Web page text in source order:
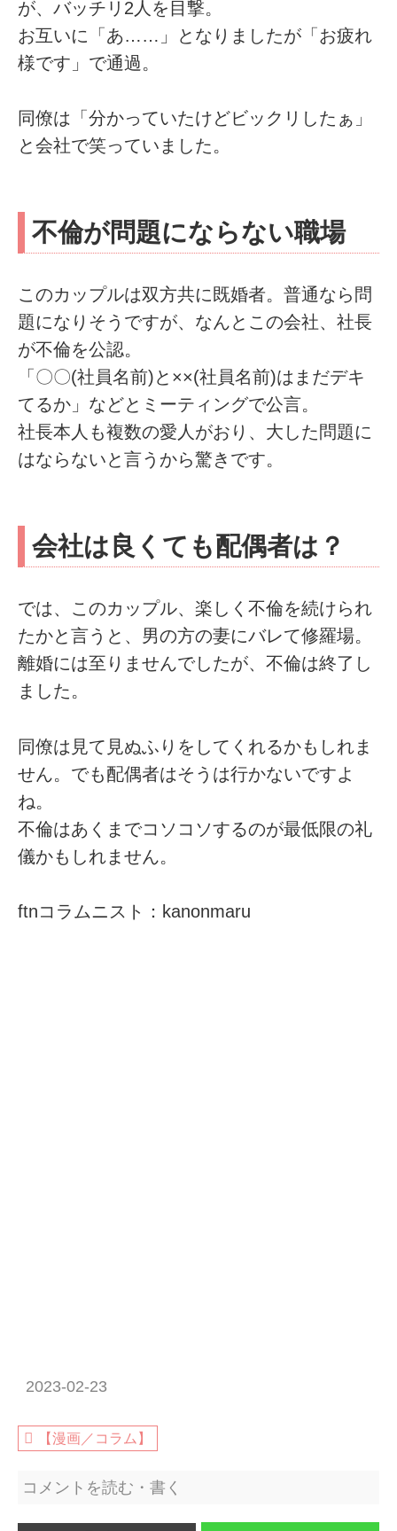
が、バッチリ2人を目撃。
お互いに「あ……」となりましたが「お疲れ
様です」で通過。
同僚は「分かっていたけどビックリしたぁ」
と会社で笑っていました。
不倫が問題にならない職場
このカップルは双方共に既婚者。普通なら問
題になりそうですが、なんとこの会社、社長
が不倫を公認。
「〇〇(社員名前)と××(社員名前)はまだデキ
てるか」などとミーティングで公言。
社長本人も複数の愛人がおり、大した問題に
はならないと言うから驚きです。
会社は良くても配偶者は？
では、このカップル、楽しく不倫を続けられ
たかと言うと、男の方の妻にバレて修羅場。
離婚には至りませんでしたが、不倫は終了し
ました。
同僚は見て見ぬふりをしてくれるかもしれま
せん。でも配偶者はそうは行かないですよ
ね。
不倫はあくまでコソコソするのが最低限の礼
儀かもしれません。
ftnコラムニスト：kanonmaru
2023-02-23
【漫画／コラム】
コメントを読む・書く